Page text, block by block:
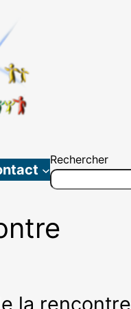
Rechercher
la rencontre